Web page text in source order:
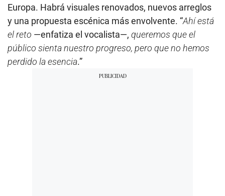
Europa. Habrá visuales renovados, nuevos arreglos
y una propuesta escénica más envolvente. “Ahí está
el reto —enfatiza el vocalista—, queremos que el
público sienta nuestro progreso, pero que no hemos
perdido la esencia.”